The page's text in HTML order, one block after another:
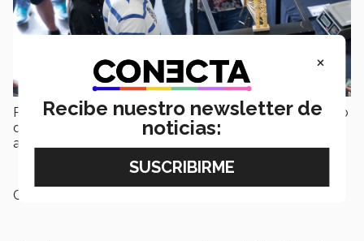
Para conocer las carreras profesionales del Tecnológico
de Monterrey campus Querétaro ingresa
a:
Campus:
×
Recibe nuestro newsletter de
noticias: